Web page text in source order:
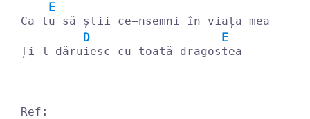
Ca t
E
u să știi ce-nsemni în viața mea
Ți-l dăru
D
iesc cu toată dragos
E
tea
Ref: